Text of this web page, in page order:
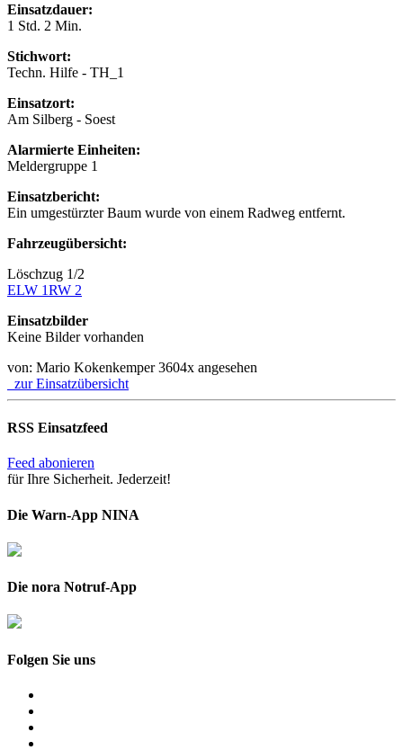
Einsatzdauer:
1 Std. 2 Min.
Stichwort:
Techn. Hilfe - TH_1
Einsatzort:
Am Silberg - Soest
Alarmierte Einheiten:
Meldergruppe 1
Einsatzbericht:
Ein umgestürzter Baum wurde von einem Radweg entfernt.
Fahrzeugübersicht:
Löschzug 1/2
ELW 1RW 2
Einsatzbilder
Keine Bilder vorhanden
von: Mario Kokenkemper3604x angesehen
zur Einsatzübersicht
RSS Einsatzfeed
Feed abonieren
für Ihre Sicherheit. Jederzeit!
Die Warn-App NINA
Die nora Notruf-App
Folgen Sie uns